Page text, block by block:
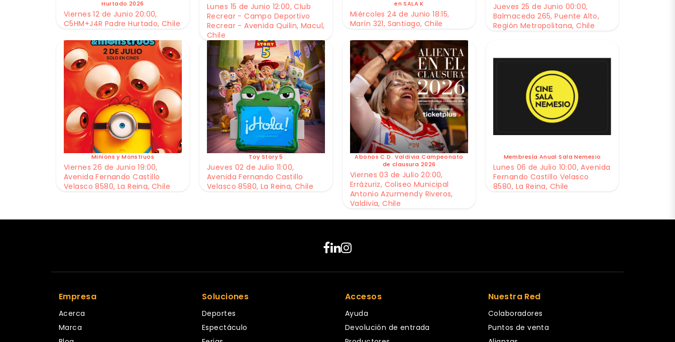
Hurtado 2026
Viernes 12 de Junio 20:00,
C5HM+J4R Padre Hurtado, Chile
Lunes 15 de Junio 12:00, Club
Recrear - Campo Deportivo
Recrear - Avenida Quilin, Macul,
Chile
en SALA K
Miércoles 24 de Junio 18:15,
Marín 321, Santiago, Chile
Jueves 25 de Junio 00:00,
Balmaceda 265, Puente Alto,
Región Metropolitana, Chile
Minions y Monstruos
Viernes 26 de Junio 19:00,
Avenida Fernando Castillo
Velasco 8580, La Reina, Chile
Toy Story 5
Jueves 02 de Julio 11:00,
Avenida Fernando Castillo
Velasco 8580, La Reina, Chile
Abonos C.D. Valdivia Campeonato
de clausura 2026
Viernes 03 de Julio 20:00,
Errázuriz, Coliseo Municipal
Antonio Azurmendy Riveros,
Valdivia, Chile
Membresía Anual Sala Nemesio
Lunes 06 de Julio 10:00, Avenida
Fernando Castillo Velasco
8580, La Reina, Chile
Empresa
Acerca
Marca
Soluciones
Deportes
Espectáculo
Accesos
Ayuda
Devolución de entrada
Nuestra Red
Colaboradores
Puntos de venta